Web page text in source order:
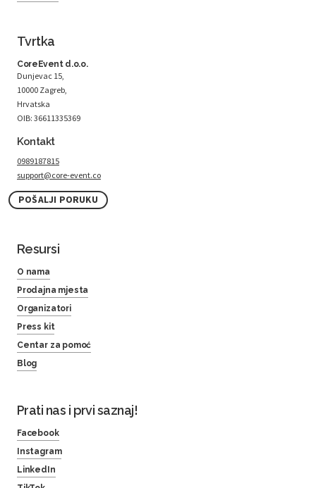
Tvrtka
CoreEvent d.o.o.
Dunjevac 15,
10000 Zagreb,
Hrvatska
OIB: 36611335369
Kontakt
0989187815
support@core-event.co
POŠALJI PORUKU
Resursi
O nama
Prodajna mjesta
Organizatori
Press kit
Centar za pomoć
Blog
Prati nas i prvi saznaj!
Facebook
Instagram
LinkedIn